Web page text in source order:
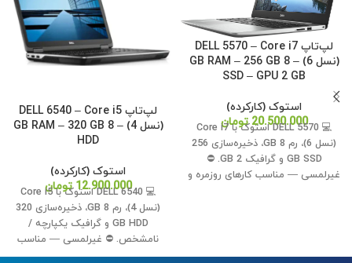
لپ‌تاپ DELL 5570 – Core i7
(نسل 6) – 8 GB RAM – 256 GB
SSD – GPU 2 GB
استوک (کارکرده)
20.500.000 تومان💻 DELL 5570 استوک با Core i7
(نسل 6)، رم 8 GB، ذخیره‌سازی 256
GB SSD و گرافیک 2 GB. ⛔
غیرلمسی — مناسب کارهای روزمره و
لپ‌تاپ DELL 6540 – Core i5
(نسل 4) – 8 GB RAM – 320 GB
HDD
استوک (کارکرده)
12.900.000 تومان💻 DELL 6540 استوک با Core i5
(نسل 4)، رم 8 GB، ذخیره‌سازی 320
GB HDD و گرافیک یکپارچه /
نامشخص. ⛔ غیرلمسی — مناسب
کارهای روزمره و اداری. ✅